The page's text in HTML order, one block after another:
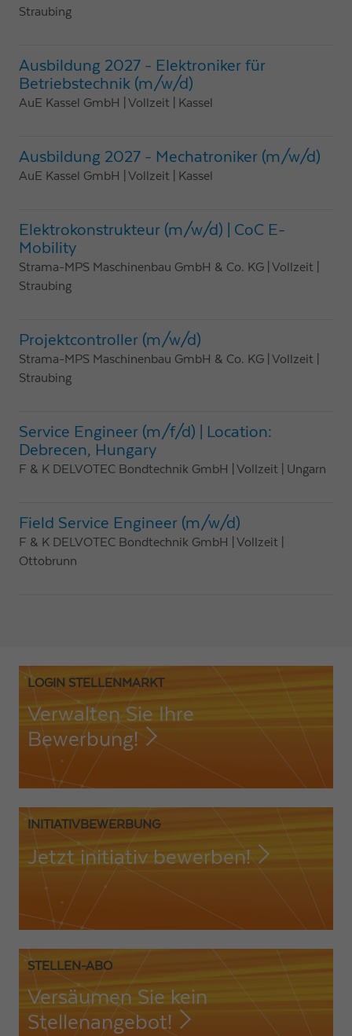
Straubing
Ausbildung 2027 - Elektroniker für
Betriebstechnik (m/w/d)
AuE Kassel GmbH | Vollzeit | Kassel
Ausbildung 2027 - Mechatroniker (m/w/d)
AuE Kassel GmbH | Vollzeit | Kassel
Elektrokonstrukteur (m/w/d) | CoC E-
Mobility
Strama-MPS Maschinenbau GmbH & Co. KG | Vollzeit
Straubing
Projektcontroller (m/w/d)
Strama-MPS Maschinenbau GmbH & Co. KG | Vollzeit
Straubing
Service Engineer (m/f/d) | Location:
Debrecen, Hungary
F & K DELVOTEC Bondtechnik GmbH | Vollzeit | Ungarn
Field Service Engineer (m/w/d)
F & K DELVOTEC Bondtechnik GmbH | Vollzeit
Ottobrunn
LOGIN STELLENMARKT
Verwalten Sie Ihre
Bewerbung!
INITIATIVBEWERBUNG
Jetzt initiativ bewerben!
STELLEN-ABO
Versäumen Sie kein
Stellenangebot!